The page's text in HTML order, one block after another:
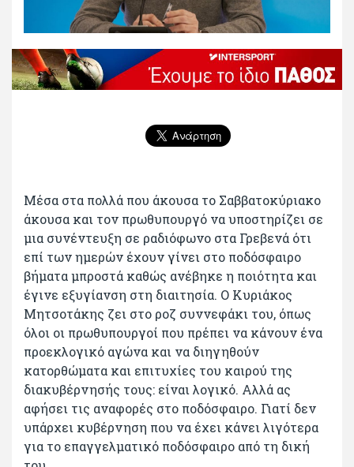
Μέσα στα πολλά που άκουσα το Σαββατοκύριακο
άκουσα και τον πρωθυπουργό να υποστηρίζει σε
μια συνέντευξη σε ραδιόφωνο στα Γρεβενά ότι
επί των ημερών έχουν γίνει στο ποδόσφαιρο
βήματα μπροστά καθώς ανέβηκε η ποιότητα και
έγινε εξυγίανση στη διαιτησία. Ο Κυριάκος
Μητσοτάκης ζει στο ροζ συννεφάκι του, όπως
όλοι οι πρωθυπουργοί που πρέπει να κάνουν ένα
προεκλογικό αγώνα και να διηγηθούν
κατορθώματα και επιτυχίες του καιρού της
διακυβέρνησής τους: είναι λογικό. Αλλά ας
αφήσει τις αναφορές στο ποδόσφαιρο. Γιατί δεν
υπάρχει κυβέρνηση που να έχει κάνει λιγότερα
για το επαγγελματικό ποδόσφαιρο από τη δική